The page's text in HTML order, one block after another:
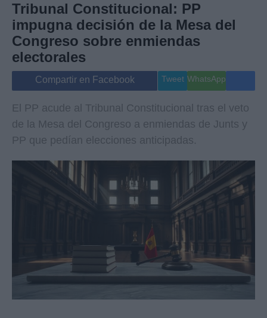
Internacional
Viajes
Gente
Tribunal Constitucional: PP
impugna decisión de la Mesa del
Congreso sobre enmiendas
electorales
Compartir en Facebook Tweet WhatsApp
El PP acude al Tribunal Constitucional tras el veto
de la Mesa del Congreso a enmiendas de Junts y
PP que pedían elecciones anticipadas.